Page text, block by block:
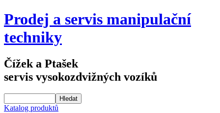
Prodej a servis manipulační
techniky
Čížek a Ptašek
servis vysokozdvižných vozíků
Katalog produktů